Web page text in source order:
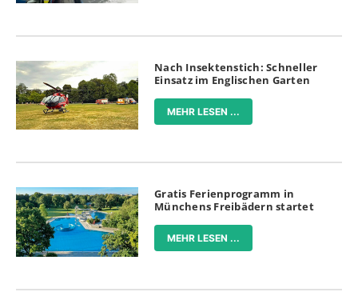
Nach Insektenstich: Schneller
Einsatz im Englischen Garten
MEHR LESEN ...
Gratis Ferienprogramm in
Münchens Freibädern startet
MEHR LESEN ...